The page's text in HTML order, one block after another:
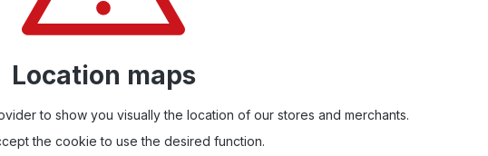
Location maps
to show you visually the location of our stores and merchants.
the cookie to use the desired function.